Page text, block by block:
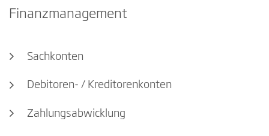
Finanzmanagement
Sachkonten
Debitoren- / Kreditorenkonten
Zahlungsabwicklung